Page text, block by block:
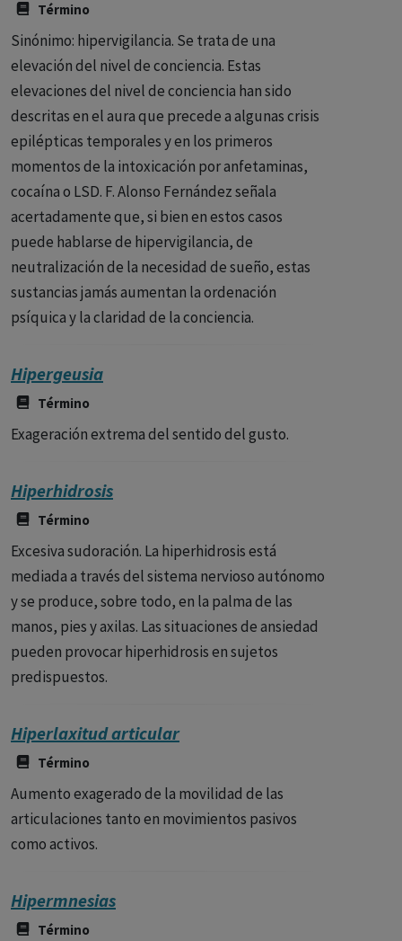
Término
Sinónimo: hipervigilancia. Se trata de una
elevación del nivel de conciencia. Estas
elevaciones del nivel de conciencia han sido
descritas en el aura que precede a algunas crisis
epilépticas temporales y en los primeros
momentos de la intoxicación por anfetaminas,
cocaína o LSD. F. Alonso Fernández señala
acertadamente que, si bien en estos casos
puede hablarse de hipervigilancia, de
neutralización de la necesidad de sueño, estas
sustancias jamás aumentan la ordenación
psíquica y la claridad de la conciencia.
Hipergeusia
Término
Exageración extrema del sentido del gusto.
Hiperhidrosis
Término
Excesiva sudoración. La hiperhidrosis está
mediada a través del sistema nervioso autónomo
y se produce, sobre todo, en la palma de las
manos, pies y axilas. Las situaciones de ansiedad
pueden provocar hiperhidrosis en sujetos
predispuestos.
Hiperlaxitud articular
Término
Aumento exagerado de la movilidad de las
articulaciones tanto en movimientos pasivos
como activos.
Hipermnesias
Término